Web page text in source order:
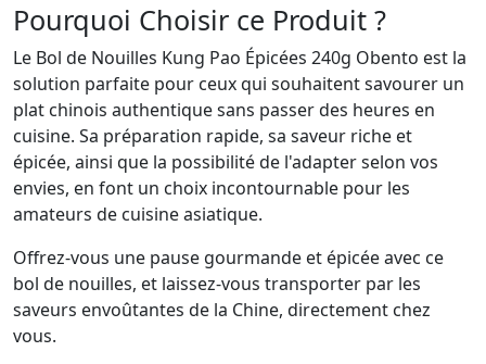
Pourquoi Choisir ce Produit ?
Le Bol de Nouilles Kung Pao Épicées 240g Obento est la
solution parfaite pour ceux qui souhaitent savourer un
plat chinois authentique sans passer des heures en
cuisine. Sa préparation rapide, sa saveur riche et
épicée, ainsi que la possibilité de l'adapter selon vos
envies, en font un choix incontournable pour les
amateurs de cuisine asiatique.
Offrez-vous une pause gourmande et épicée avec ce
bol de nouilles, et laissez-vous transporter par les
saveurs envoûtantes de la Chine, directement chez
vous.